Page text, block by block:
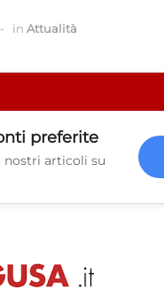
- in Attualità
preferite
nostri articoli su